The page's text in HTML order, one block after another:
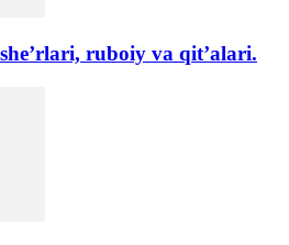
ruboiy va qit’alari.